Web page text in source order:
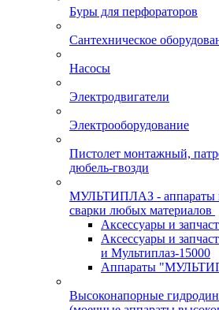
Буры для перфораторов
Сантехническое
Насосы
Электродвигатели
Электрооборудование
Пистолет монтажный,
дюбель-гвозди
МУЛЬТИПЛАЗ - аппараты
сварки любых материалов
Аксессуары и
Аксессуары и
и Мультиплаз-15000
Аппараты
Высоконапорные